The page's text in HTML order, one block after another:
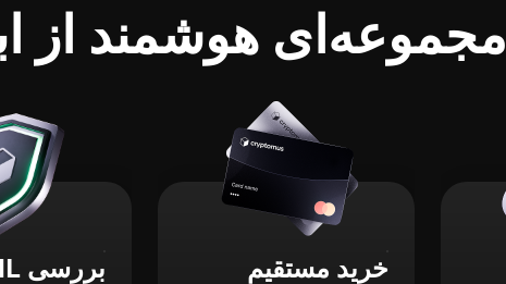
مجموعه‌ای هوشمند از
خرید مستقیم بررسی AML